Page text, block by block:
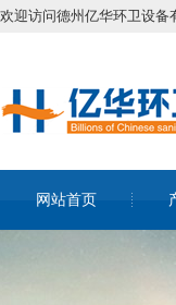
欢迎访问德州亿华环卫设备
网站首页